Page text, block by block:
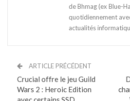
de Bhmag (ex Blue-
quotidiennement
actualités
ARTICLE PRÉCÉDENT
Crucial offre le jeu Guild
Wars 2 : Heroic Edition